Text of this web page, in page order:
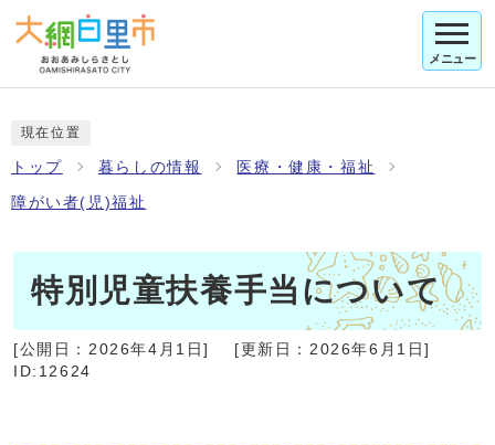
メニュー
現在位置
トップ 暮らしの情報 医療・健康・福祉
障がい者(児)福祉
特別児童扶養手当について
[公開日： 2026年4月1日] [更新日： 2026年6月1日]
ID:12624